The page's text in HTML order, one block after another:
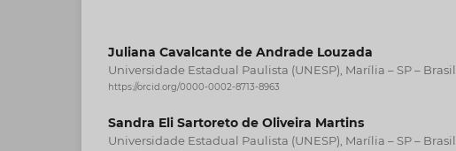
Juliana Cavalcante de Andrade Louzada
Universidade Estadual Paulista (UNESP), Marília – SP – Brasil
https://orcid.org/0000-0002-8713-8963
Sandra Eli Sartoreto de Oliveira Martins
Universidade Estadual Paulista (UNESP), Marília – SP – Brasil